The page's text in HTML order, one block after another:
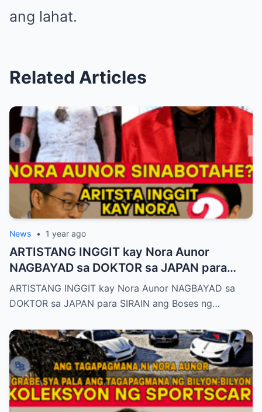
ang lahat.
Related Articles
News • 1 year ago
ARTISTANG INGGIT kay Nora Aunor
NAGBAYAD sa DOKTOR sa JAPAN para
SIRAIN boses ni Nora Aunor!
ARTISTANG INGGIT kay Nora Aunor NAGBAYAD sa
DOKTOR sa JAPAN para SIRAIN ang Boses ng…